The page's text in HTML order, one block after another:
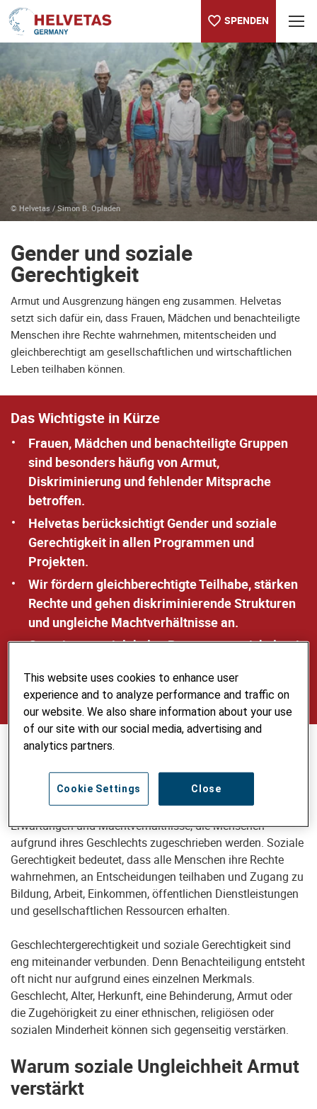
SPENDEN
Inhaltsverzeichnis
Gender und soziale Gerechtigkeit
Women Caravan
© Helvetas / Simon B. Opladen
Gender und soziale
Gerechtigkeit
Armut und Ausgrenzung hängen eng zusammen. Helvetas
setzt sich dafür ein, dass Frauen, Mädchen und benachteiligte
Menschen ihre Rechte wahrnehmen, mitentscheiden und
gleichberechtigt am gesellschaftlichen und wirtschaftlichen
Leben teilhaben können.
Das Wichtigste in Kürze
Frauen, Mädchen und benachteiligte Gruppen
sind besonders häufig von Armut,
Diskriminierung und fehlender Mitsprache
betroffen.
Helvetas berücksichtigt Gender und soziale
Gerechtigkeit in allen Programmen und
Projekten.
Wir fördern gleichberechtigte Teilhabe, stärken
Rechte und gehen diskriminierende Strukturen
und ungleiche Machtverhältnisse an.
Gemeinsam mit lokalen Partnern entwickeln wir
Mehrfachbenachteiligungen berücksichtigen.
Was bedeuten Gender und soziale
Gerechtigkeit?
Gender beschreibt gesellschaftlich geprägte Rollen,
Erwartungen und Machtverhältnisse, die Menschen
aufgrund ihres Geschlechts zugeschrieben werden. Soziale
Gerechtigkeit bedeutet, dass alle Menschen ihre Rechte
wahrnehmen, an Entscheidungen teilhaben und Zugang zu
Bildung, Arbeit, Einkommen, öffentlichen Dienstleistungen
und gesellschaftlichen Ressourcen erhalten.
Geschlechtergerechtigkeit und soziale Gerechtigkeit sind
eng miteinander verbunden. Denn Benachteiligung entsteht
oft nicht nur aufgrund eines einzelnen Merkmals.
Geschlecht, Alter, Herkunft, eine Behinderung, Armut oder
die Zugehörigkeit zu einer ethnischen, religiösen oder
sozialen Minderheit können sich gegenseitig verstärken.
Warum soziale Ungleichheit Armut
verstärkt
This website uses cookies to enhance user
experience and to analyze performance and traffic on
our website. We also share information about your use
of our site with our social media, advertising and
analytics partners.
Close
Cookie Settings